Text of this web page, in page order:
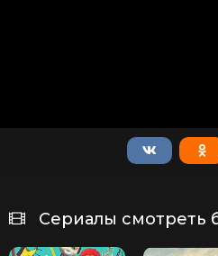
Сериалы смотреть